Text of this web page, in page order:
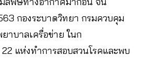
กองระบาดวิทยา กรมควบคุม
ยาบาลเครื่อข่าย ในก
แห่งทำการสอบสวนโรคและพบ